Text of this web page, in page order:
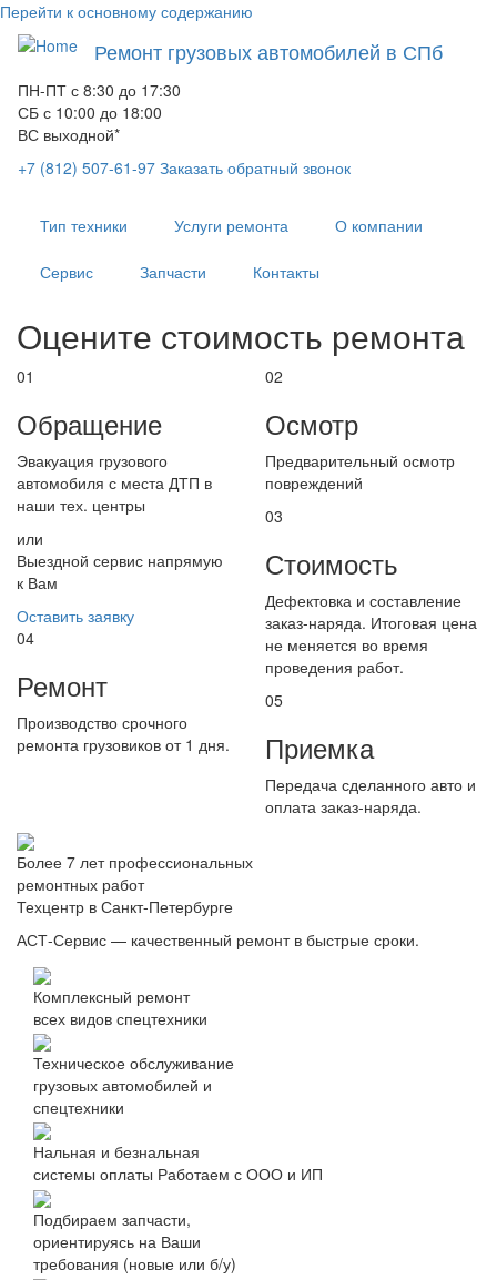
Перейти к основному содержанию
Ремонт грузовых автомобилей в СПб
ПН-ПТ с 8:30 до 17:30
СБ с 10:00 до 18:00
ВС выходной*
+7 (812) 507-61-97 Заказать обратный звонок
Тип техники Услуги ремонта О компании
Сервис Запчасти Контакты
Оцените стоимость ремонта
01
Обращение
Эвакуация грузового
автомобиля с места ДТП в
наши тех. центры
или
Выездной сервис напрямую
к Вам
Оставить заявку
04
Ремонт
Производство срочного
ремонта грузовиков от 1 дня.
02
Осмотр
Предварительный осмотр
повреждений
03
Стоимость
Дефектовка и составление
заказ-наряда. Итоговая цена
не меняется во время
проведения работ.
05
Приемка
Передача сделанного авто и
оплата заказ-наряда.
Более 7 лет профессиональных
ремонтных работ
Техцентр в Санкт-Петербурге
АСТ-Сервис — качественный ремонт в быстрые сроки.
Комплексный ремонт
всех видов спецтехники
Техническое обслуживание
грузовых автомобилей и
спецтехники
Нальная и безнальная
системы оплаты Работаем с ООО и ИП
Подбираем запчасти,
ориентируясь на Ваши
требования (новые или б/у)